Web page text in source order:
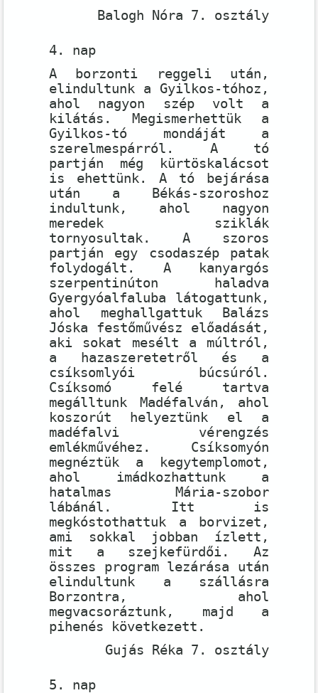
Balogh Nóra 7. osztály
4. nap
A borzonti reggeli után,
elindultunk a Gyilkos-tóhoz,
ahol nagyon szép volt a
kilátás. Megismerhettük a
Gyilkos-tó mondáját a
szerelmespárról. A tó
partján még kürtöskalácsot
is ehettünk. A tó bejárása
után a Békás-szoroshoz
indultunk, ahol nagyon
meredek sziklák
tornyosultak. A szoros
partján egy csodaszép patak
folydogált. A kanyargós
szerpentinúton haladva
Gyergyóalfaluba látogattunk,
ahol meghallgattuk Balázs
Jóska festőművész előadását,
aki sokat mesélt a múltról,
a hazaszeretetről és a
csíksomlyói búcsúról.
Csíksomó felé tartva
megálltunk Madéfalván, ahol
koszorút helyeztünk el a
madéfalvi vérengzés
emlékművéhez. Csíksomyón
megnéztük a kegytemplomot,
ahol imádkozhattunk a
hatalmas Mária-szobor
lábánál. Itt is
megkóstothattuk a borvizet,
ami sokkal jobban ízlett,
mit a szejkefürdői. Az
összes program lezárása után
elindultunk a szállásra
Borzontra, ahol
megvacsoráztunk, majd a
pihenés következett.
Gujás Réka 7. osztály
5. nap